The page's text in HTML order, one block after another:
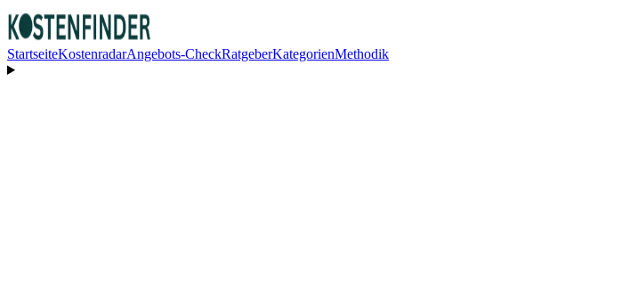
StartseiteKostenradarAngebots-CheckRatgeberKategorienMethodik